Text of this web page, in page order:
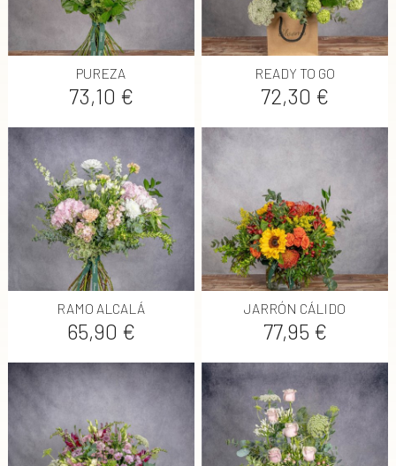
PUREZA
Precio
73,10 €
READY TO GO
Precio
72,30 €
RAMO ALCALÁ
Precio
65,90 €
JARRÓN CÁLIDO
Precio
77,95 €